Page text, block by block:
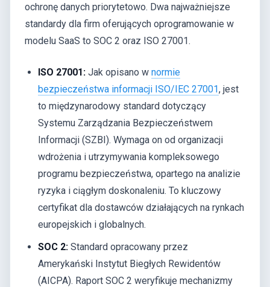
ochronę danych priorytetowo. Dwa najważniejsze
standardy dla firm oferujących oprogramowanie w
modelu SaaS to SOC 2 oraz ISO 27001.
ISO 27001: Jak opisano wnormie
bezpieczeństwa informacji ISO/IEC 27001, jest
to międzynarodowy standard dotyczący
Systemu Zarządzania Bezpieczeństwem
Informacji (SZBI). Wymaga on od organizacji
wdrożenia i utrzymywania kompleksowego
programu bezpieczeństwa, opartego na analizie
ryzyka i ciągłym doskonaleniu. To kluczowy
certyfikat dla dostawców działających na rynkach
europejskich i globalnych.
SOC 2: Standard opracowany przez
Amerykański Instytut Biegłych Rewidentów
(AICPA). Raport SOC 2 weryfikuje mechanizmy